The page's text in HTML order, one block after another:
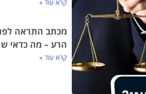
קרא עוד »
מכתב התראה
הרע – מה כדאי
קרא עוד »